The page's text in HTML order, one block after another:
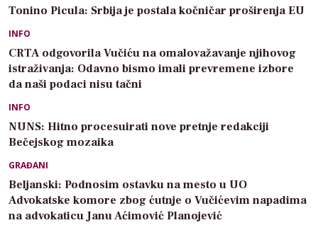
Tonino Picula: Srbija je postala kočničar proširenja EU
INFO
CRTA odgovorila Vučiću na omalovažavanje njihovog
istraživanja: Odavno bismo imali prevremene izbore
da naši podaci nisu tačni
INFO
NUNS: Hitno procesuirati nove pretnje redakciji
Bečejskog mozaika
GRAĐANI
Beljanski: Podnosim ostavku na mesto u UO
Advokatske komore zbog ćutnje o Vučićevim napadima
na advokaticu Janu Aćimović Planojević